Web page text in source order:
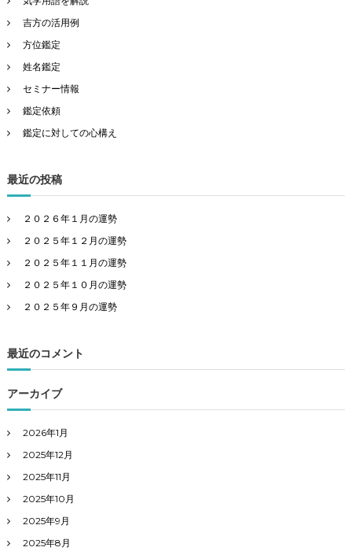
ー
シ
ョ
ン
吉方の活用例
方位鑑定
姓名鑑定
セミナー情報
鑑定依頼
鑑定に対しての心構え
最近の投稿
２０２６年１月の運勢
２０２５年１２月の運勢
２０２５年１１月の運勢
２０２５年１０月の運勢
２０２５年９月の運勢
最近のコメント
アーカイブ
2026年1月
2025年12月
2025年11月
2025年10月
2025年9月
2025年8月